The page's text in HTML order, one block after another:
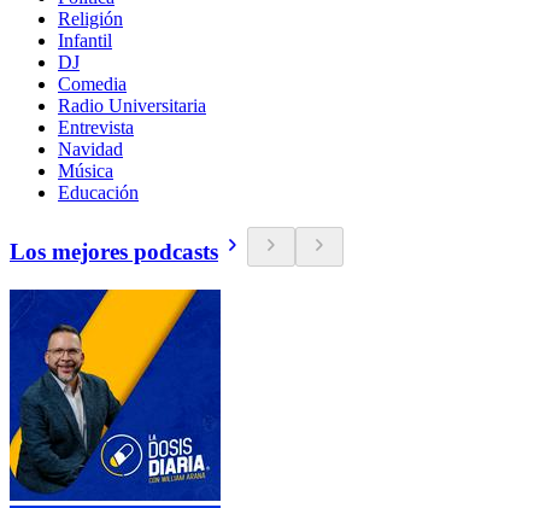
Religión
Infantil
DJ
Comedia
Radio Universitaria
Entrevista
Navidad
Música
Educación
Los mejores podcasts